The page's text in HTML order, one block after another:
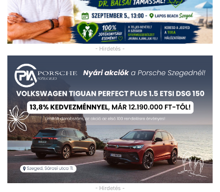
- Hirdetés -
- Hirdetés -